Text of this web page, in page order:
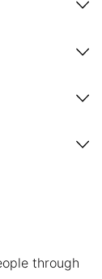
through